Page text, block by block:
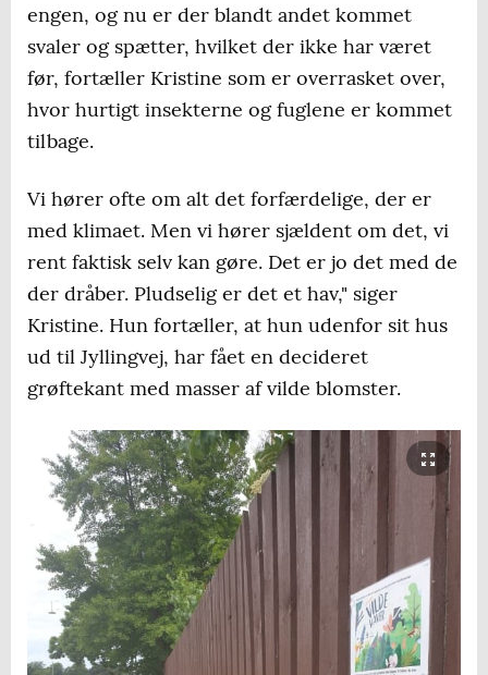
engen, og nu er der blandt andet kommet
svaler og spætter, hvilket der ikke har været
før, fortæller Kristine som er overrasket over,
hvor hurtigt insekterne og fuglene er kommet
tilbage.
Vi hører ofte om alt det forfærdelige, der er
med klimaet. Men vi hører sjældent om det, vi
rent faktisk selv kan gøre. Det er jo det med de
der dråber. Pludselig er det et hav," siger
Kristine. Hun fortæller, at hun udenfor sit hus
ud til Jyllingvej, har fået en decideret
grøftekant med masser af vilde blomster.